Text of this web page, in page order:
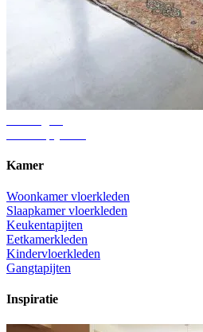
Kamer
Woonkamer vloerkleden
Slaapkamer vloerkleden
Keukentapijten
Eetkamerkleden
Kindervloerkleden
Gangtapijten
Inspiratie